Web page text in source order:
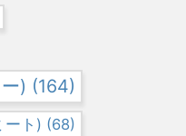
) (164)
ート) (68)